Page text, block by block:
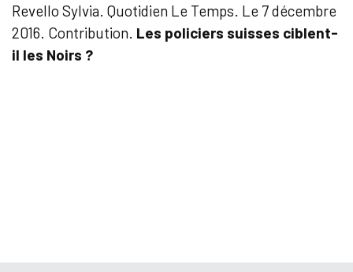
Revello Sylvia. Quotidien Le Temps. Le 7 décembre
2016. Contribution. Les policiers suisses ciblent-
il les Noirs ?